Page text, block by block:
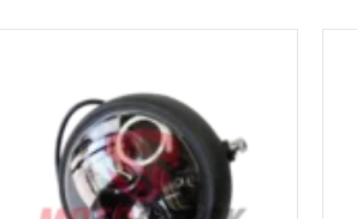
AÑADIR AL
CARRITO